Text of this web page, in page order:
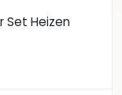
Set Heizen